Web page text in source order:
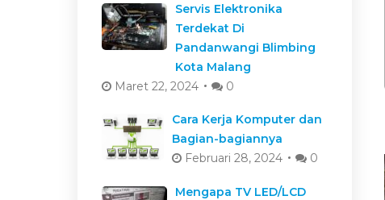
Servis Elektronika
Terdekat Di
Pandanwangi Blimbing
Kota Malang
Maret 22, 2024
0
Cara Kerja Komputer dan
Bagian-bagiannya
Februari 28, 2024
0
Mengapa TV LED/LCD